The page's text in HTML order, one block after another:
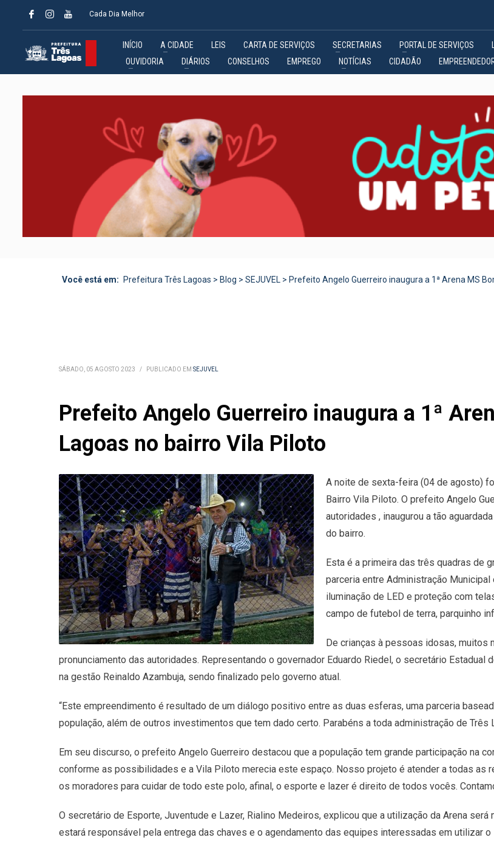
Cada Dia Melhor
INÍCIO A CIDADE LEIS CARTA DE SERVIÇOS SECRETARIAS PORTAL DE SERVIÇOS
OUVIDORIA
DIÁRIOS CONSELHOS EMPREGO NOTÍCIAS CIDADÃO
Você está em: Prefeitura Três Lagoas > Blog > SEJUVEL > Prefeito Angelo Guerreiro inaugura a 1ª Arena MS
SÁBADO, 05 AGOSTO 2023 / PUBLICADO EM SEJUVEL
Prefeito Angelo Guerreiro inaugura a 1ª
Lagoas no bairro Vila Piloto
A noite de sexta-feira (04 de agosto)
Bairro Vila Piloto. O prefeito Angelo
autoridades , inaugurou a tão
do bairro.
Esta é a primeira das três quadras de
parceria entre Administração Municipal
iluminação de LED e proteção com
campo de futebol de terra, parquinho
De crianças à pessoas idosas, muitos
pronunciamento das autoridades. Representando o governador Eduardo Riedel, o secretário Estadual
na gestão Reinaldo Azambuja, sendo finalizado pelo governo atual.
“Este empreendimento é resultado de um diálogo positivo entre as duas esferas, uma parceria
população, além de outros investimentos que tem dado certo. Parabéns a toda administração de
Em seu discurso, o prefeito Angelo Guerreiro destacou que a população tem grande participação na
conforme as possibilidades e a Vila Piloto merecia este espaço. Nosso projeto é atender a todas as
os moradores para cuidar de todo este polo, afinal, o esporte e lazer é direito de todos vocês.
O secretário de Esporte, Juventude e Lazer, Rialino Medeiros, explicou que a utilização da Arena
estará responsável pela entrega das chaves e o agendamento das equipes interessadas em utilizar